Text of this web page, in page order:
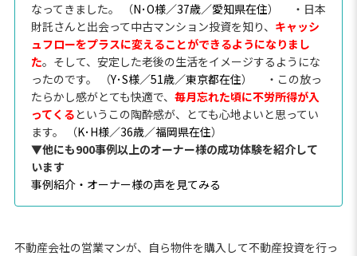
なってきました。 （N･O様／37歳／愛知県在住）
・日本
財託さんと出会って中古マンション投資を知り、 キャッシ
ュフローをプラスに変えることができるようになりまし
た。そして、安定した老後の生活をイメージするようにな
ったのです。 （Y･S様／51歳／東京都在住）
・この放っ
たらかし感がとても快適で、 毎月忘れた頃に不労所得が入
ってくるというこの陶酔感が、とても心地よいと思ってい
ます。 （K･H様／36歳／福岡県在住）
▼他にも900事例以上のオーナー様の成功体験を紹介して
います
事例紹介・オーナー様の声を見てみる
不動産会社の営業マンが、自ら物件を購入して不動産投資を行っ